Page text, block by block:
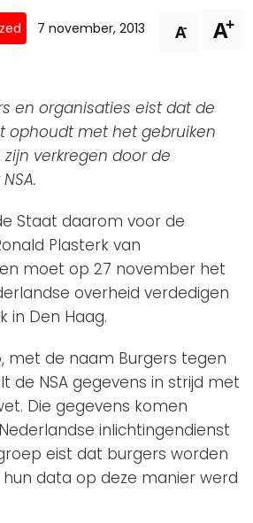
7 november, 2013 A- A+
en organisaties eist dat de
ophoudt met het gebruiken
verkregen door de
Staat daarom voor de
Plasterk van
moet op 27 november het
overheid verdedigen
in Den Haag.
met de naam Burgers tegen
de NSA gegevens in strijd met
Die gegevens komen
inlichtingendienst
eist dat burgers worden
data op deze manier werd